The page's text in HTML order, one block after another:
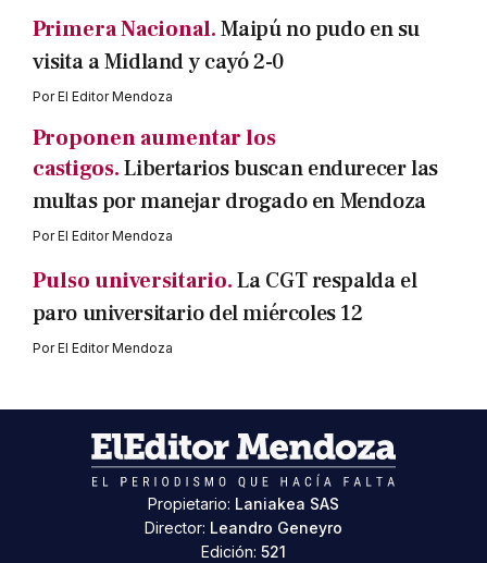
Primera Nacional.Maipú no pudo en su
visita a Midland y cayó 2-0
PorEl Editor Mendoza
Proponen aumentar los
castigos.Libertarios buscan endurecer las
multas por manejar drogado en Mendoza
PorEl Editor Mendoza
Pulso universitario.La CGT respalda el
paro universitario del miércoles 12
PorEl Editor Mendoza
Propietario: Laniakea SAS
Director: Leandro Geneyro
Edición: 521